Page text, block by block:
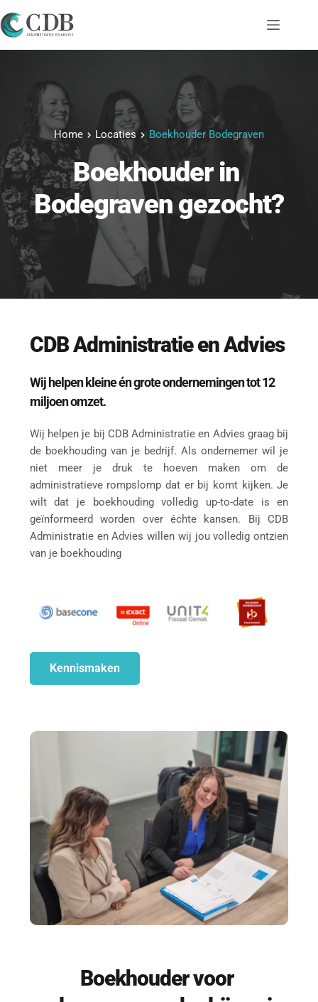
naar
de
Home Locaties Boekhouder Bodegraven
Boekhouder
in
Bodegraven gezocht?
CDB Administratie en Advies
Wij helpen kleine én grote ondernemingen tot 12
miljoen omzet.
Wij helpen je bij CDB Administratie en Advies graag bij
de boekhouding van je bedrijf. Als ondernemer wil je
niet meer je druk te hoeven maken om de
administratieve rompslomp dat er bij komt kijken. Je
wilt dat je boekhouding volledig up-to-date is en
geïnformeerd worden over échte kansen. Bij CDB
Administratie en Advies willen wij jou volledig ontzien
van je boekhouding
Kennismaken
Boekhouder voor